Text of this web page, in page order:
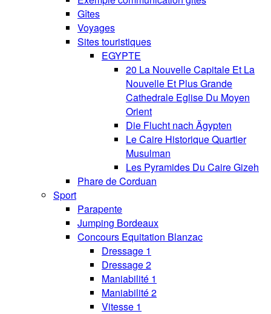
Gîtes
Voyages
Sites touristiques
EGYPTE
20 La Nouvelle Capitale Et La
Nouvelle Et Plus Grande
Cathedrale Eglise Du Moyen
Orient
Die Flucht nach Ägypten
Le Caire Historique Quartier
Musulman
Les Pyramides Du Caire Gizeh
Phare de Corduan
Sport
Parapente
Jumping Bordeaux
Concours Equitation Blanzac
Dressage 1
Dressage 2
Maniabilité 1
Maniabilité 2
Vitesse 1